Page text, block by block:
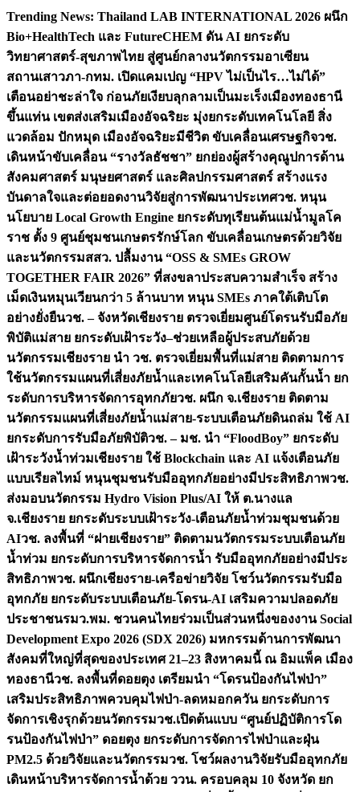
Skip
content
Trending News: Thailand LAB INTERNATIONAL 2026 ผนึก
Bio+HealthTech และ FutureCHEM ดัน AI ยกระดับ
วิทยาศาสตร์-สุขภาพไทย สู่ศูนย์กลางนวัตกรรมอาเซียน
สถานเสาวภา-กทม. เปิดแคมเปญ “HPV ไม่เป็นไร…ไม่ได้”
เตือนอย่าชะล่าใจ ก่อนภัยเงียบลุกลามเป็นมะเร็งเมืองทองธานี
ขึ้นแท่น เขตส่งเสริมเมืองอัจฉริยะ มุ่งยกระดับเทคโนโลยี สิ่ง
แวดล้อม ปักหมุด เมืองอัจฉริยะมีชีวิต ขับเคลื่อนเศรษฐกิจวช.
เดินหน้าขับเคลื่อน “รางวัลธัชชา” ยกย่องผู้สร้างคุณูปการด้าน
สังคมศาสตร์ มนุษยศาสตร์ และศิลปกรรมศาสตร์ สร้างแรง
บันดาลใจและต่อยอดงานวิจัยสู่การพัฒนาประเทศวช. หนุน
นโยบาย Local Growth Engine ยกระดับทุเรียนต้นแม่น้ำมูลโค
ราช ตั้ง 9 ศูนย์ชุมชนเกษตรรักษ์โลก ขับเคลื่อนเกษตรด้วยวิจัย
และนวัตกรรมสสว. ปลื้มงาน “OSS & SMEs GROW
TOGETHER FAIR 2026” ที่สงขลาประสบความสำเร็จ สร้าง
เม็ดเงินหมุนเวียนกว่า 5 ล้านบาท หนุน SMEs ภาคใต้เติบโต
อย่างยั่งยืนวช. – จังหวัดเชียงราย ตรวจเยี่ยมศูนย์โดรนรับมือภัย
พิบัติแม่สาย ยกระดับเฝ้าระวัง–ช่วยเหลือผู้ประสบภัยด้วย
นวัตกรรมเชียงราย นำ วช. ตรวจเยี่ยมพื้นที่แม่สาย ติดตามการ
ใช้นวัตกรรมแผนที่เสี่ยงภัยน้ำและเทคโนโลยีเสริมคันกั้นน้ำ ยก
ระดับการบริหารจัดการอุทกภัยวช. ผนึก จ.เชียงราย ติดตาม
นวัตกรรมแผนที่เสี่ยงภัยน้ำแม่สาย-ระบบเตือนภัยดินถล่ม ใช้ AI
ยกระดับการรับมือภัยพิบัติวช. – มช. นำ “FloodBoy” ยกระดับ
เฝ้าระวังน้ำท่วมเชียงราย ใช้ Blockchain และ AI แจ้งเตือนภัย
แบบเรียลไทม์ หนุนชุมชนรับมืออุทกภัยอย่างมีประสิทธิภาพวช.
ส่งมอบนวัตกรรม Hydro Vision Plus/AI ให้ ต.นางแล
จ.เชียงราย ยกระดับระบบเฝ้าระวัง-เตือนภัยน้ำท่วมชุมชนด้วย
AIวช. ลงพื้นที่ “ฝายเชียงราย” ติดตามนวัตกรรมระบบเตือนภัย
น้ำท่วม ยกระดับการบริหารจัดการน้ำ รับมืออุทกภัยอย่างมีประ
สิทธิภาพวช. ผนึกเชียงราย-เครือข่ายวิจัย โชว์นวัตกรรมรับมือ
อุทกภัย ยกระดับระบบเตือนภัย-โดรน-AI เสริมความปลอดภัย
ประชาชนรมว.พม. ชวนคนไทยร่วมเป็นส่วนหนึ่งของงาน Social
Development Expo 2026 (SDX 2026) มหกรรมด้านการพัฒนา
สังคมที่ใหญ่ที่สุดของประเทศ 21–23 สิงหาคมนี้ ณ อิมแพ็ค เมือง
ทองธานีวช. ลงพื้นที่ดอยตุง เตรียมนำ “โดรนป้องกันไฟป่า”
เสริมประสิทธิภาพควบคุมไฟป่า-ลดหมอกควัน ยกระดับการ
จัดการเชิงรุกด้วยนวัตกรรมวช.เปิดต้นแบบ “ศูนย์ปฏิบัติการโด
รนป้องกันไฟป่า” ดอยตุง ยกระดับการจัดการไฟป่าและฝุ่น
PM2.5 ด้วยวิจัยและนวัตกรรมวช. โชว์ผลงานวิจัยรับมืออุทกภัย
เดินหน้าบริหารจัดการน้ำด้วย ววน. ครอบคลุม 10 จังหวัด ยก